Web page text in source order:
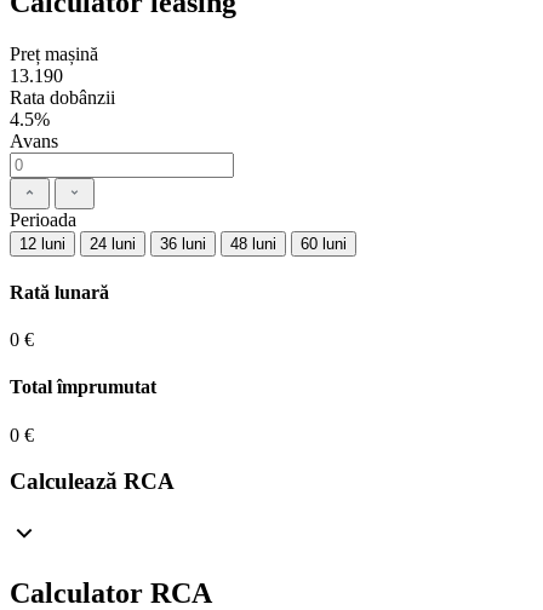
Preț mașină
13.190
Rata dobânzii
4.5%
Avans
Perioada
12 luni 24 luni 36 luni 48 luni 60 luni
Rată lunară
0 €
Total împrumutat
0 €
Calculează RCA
Calculator RCA